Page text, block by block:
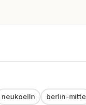
neukoelln berlin-mitte